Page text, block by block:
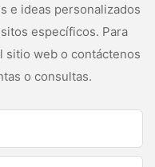
e ideas personalizados
específicos. Para
sitio web o contáctenos
o consultas.